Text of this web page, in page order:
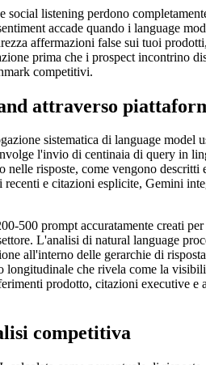
listening perdono
accade quando i language
affermazioni false sui tuoi
prima che i prospect incontrino
competitivi.
attraverso
sistematica di language model
l'invio di centinaia di query in
risposte, come vengono
e citazioni esplicite, Gemini
500 prompt accuratamente creati
L'analisi di natural language
all'interno delle gerarchie di
che rivela come la
prodotto, citazioni executive
competitiva